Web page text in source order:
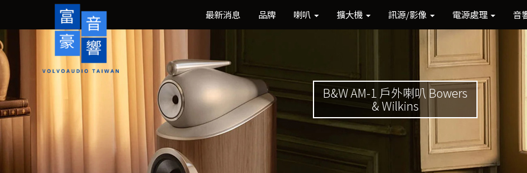
最新消息 品牌 喇叭 擴大機 訊源/影像 電源處理 音
B&W AM-1 戶外喇叭 Bowers
& Wilkins